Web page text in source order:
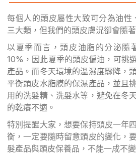
每個人的頭皮屬性大致可分為油性
三大類，但我們的頭皮膚況卻會隨
以夏季而言，頭皮油脂的分泌隨
10%，因此夏季的頭皮偏油，可挑
產品。而冬天環境的溫濕度驟降，
平衡頭皮水脂膜的保濕產品，並且
用的洗髮精、洗髮水等，避免在冬
的乾癢不適。
特別提醒大家，想要保持頭皮一年
衡，一定要隨時留意頭皮的變化，
髮產品與頭皮保養品，不能一成不變